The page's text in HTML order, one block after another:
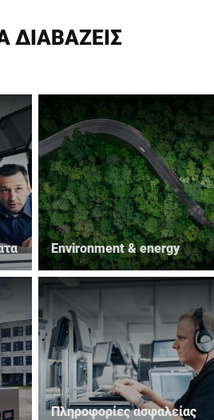
ΔΙΑΒΑΖΕΙΣ
Environment & energy
Πληροφορίες ασφαλείας